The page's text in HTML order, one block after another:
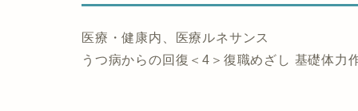
医療・健康内、医療ルネサンス
うつ病からの回復＜4＞復職めざし 基礎体力